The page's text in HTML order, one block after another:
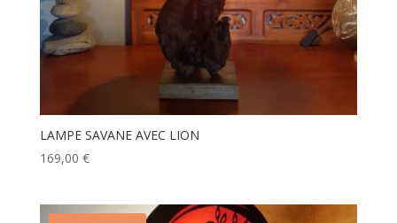
LAMPE SAVANE AVEC LION
169,00 €